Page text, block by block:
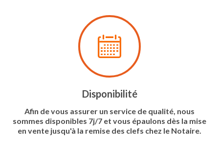
Disponibilité
Afin de vous assurer un service de qualité, nous
sommes disponibles 7j/7 et vous épaulons dès la mise
en vente jusqu'à la remise des clefs chez le Notaire.